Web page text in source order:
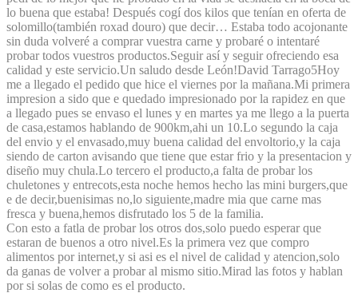
lo buena que estaba! Después cogí dos kilos que tenían en oferta de
solomillo(también roxad douro) que decir… Estaba todo acojonante
sin duda volveré a comprar vuestra carne y probaré o intentaré
probar todos vuestros productos.Seguir así y seguir ofreciendo esa
calidad y este servicio.Un saludo desde León!David Tarrago5Hoy
me a llegado el pedido que hice el viernes por la mañana.Mi primera
impresion a sido que e quedado impresionado por la rapidez en que
a llegado pues se envaso el lunes y en martes ya me llego a la puerta
de casa,estamos hablando de 900km,ahi un 10.Lo segundo la caja
del envio y el envasado,muy buena calidad del envoltorio,y la caja
siendo de carton avisando que tiene que estar frio y la presentacion y
diseño muy chula.Lo tercero el producto,a falta de probar los
chuletones y entrecots,esta noche hemos hecho las mini burgers,que
e de decir,buenisimas no,lo siguiente,madre mia que carne mas
fresca y buena,hemos disfrutado los 5 de la familia.
Con esto a fatla de probar los otros dos,solo puedo esperar que
estaran de buenos a otro nivel.Es la primera vez que compro
alimentos por internet,y si asi es el nivel de calidad y atencion,solo
da ganas de volver a probar al mismo sitio.Mirad las fotos y hablan
por si solas de como es el producto.